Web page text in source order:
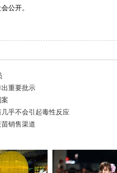
公开。
重要批示
乎不会引起毒性反应
销售渠道